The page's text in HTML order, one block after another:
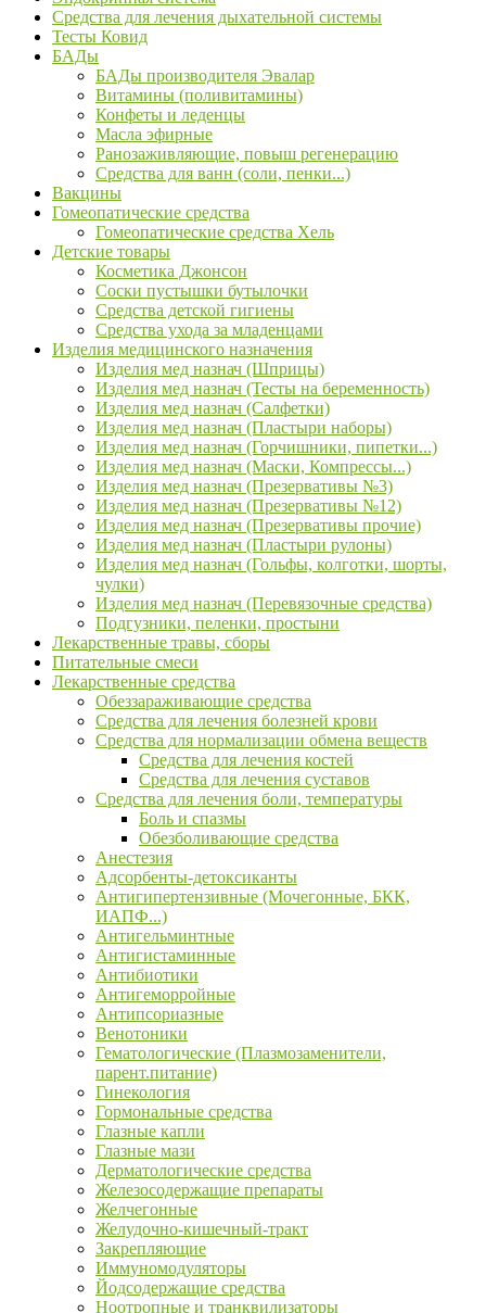
Средства для лечения дыхательной системы
Тесты Ковид
БАДы
БАДы производителя Эвалар
Витамины (поливитамины)
Конфеты и леденцы
Масла эфирные
Ранозаживляющие, повыш регенерацию
Средства для ванн (соли, пенки...)
Вакцины
Гомеопатические средства
Гомеопатические средства Хель
Детские товары
Косметика Джонсон
Соски пустышки бутылочки
Средства детской гигиены
Средства ухода за младенцами
Изделия медицинского назначения
Изделия мед назнач (Шприцы)
Изделия мед назнач (Тесты на беременность)
Изделия мед назнач (Салфетки)
Изделия мед назнач (Пластыри наборы)
Изделия мед назнач (Горчишники, пипетки...)
Изделия мед назнач (Маски, Компрессы...)
Изделия мед назнач (Презервативы №3)
Изделия мед назнач (Презервативы №12)
Изделия мед назнач (Презервативы прочие)
Изделия мед назнач (Пластыри рулоны)
Изделия мед назнач (Гольфы, колготки, шорты,
чулки)
Изделия мед назнач (Перевязочные средства)
Подгузники, пеленки, простыни
Лекарственные травы, сборы
Питательные смеси
Лекарственные средства
Обеззараживающие средства
Средства для лечения болезней крови
Средства для нормализации обмена веществ
Средства для лечения костей
Средства для лечения суставов
Средства для лечения боли, температуры
Боль и спазмы
Обезболивающие средства
Анестезия
Адсорбенты-детоксиканты
Антигипертензивные (Мочегонные, БКК,
ИАПФ...)
Антигельминтные
Антигистаминные
Антибиотики
Антигеморройные
Антипсориазные
Венотоники
Гематологические (Плазмозаменители,
парент.питание)
Гинекология
Гормональные средства
Глазные капли
Глазные мази
Дерматологические средства
Железосодержащие препараты
Желчегонные
Желудочно-кишечный-тракт
Закрепляющие
Иммуномодуляторы
Йодсодержащие средства
Ноотропные и транквилизаторы